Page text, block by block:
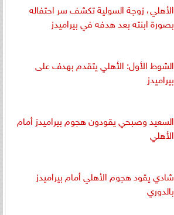
الأهلي، زوجة السولية تكشف سر احتفاله
بصورة ابنته بعد هدفه في بيراميدز
الشوط الأول: الأهلي يتقدم بهدف على
بيراميدز
السعيد وصبحي يقودون هجوم بيراميدز أمام
الأهلي
شادي يقود هجوم الأهلي أمام بيراميدز
بالدوري